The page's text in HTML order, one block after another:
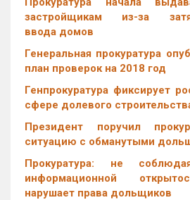
застройщикам из-за
ввода домов
Генеральная прокуратура
план проверок на 2018 год
Генпрокуратура фиксирует
сфере долевого
Президент поручил
ситуацию с обманутыми
Прокуратура: не
информационной
нарушает права дольщиков